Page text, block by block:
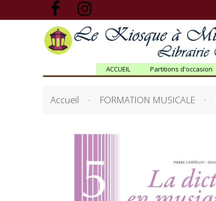
ACCUEIL Partitions d'occasion
Accueil FORMATION MUSICALE